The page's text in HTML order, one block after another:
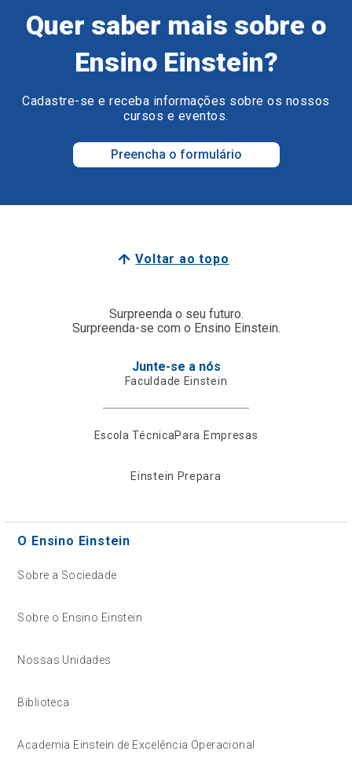
Quer saber mais sobre o
Ensino Einstein?
Cadastre-se e receba informações sobre os nossos
cursos e eventos.
Preencha o formulário
Voltar ao topo
Surpreenda o seu futuro.
Surpreenda-se com o Ensino Einstein.
Junte-se a nós
Faculdade Einstein
Escola TécnicaPara Empresas
Einstein Prepara
O Ensino Einstein
Sobre a Sociedade
Sobre o Ensino Einstein
Nossas Unidades
Biblioteca
Academia Einstein de Excelência Operacional